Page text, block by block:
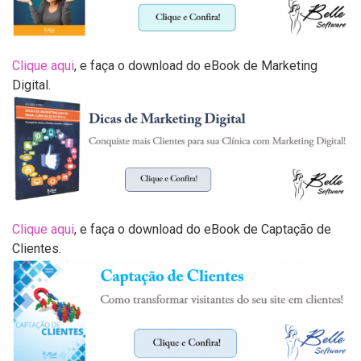
Clique aqui, e faça o download do eBook de Marketing
Digital.
Clique aqui, e faça o download do eBook de Captação de
Clientes.